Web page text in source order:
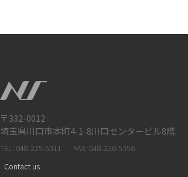
〒332-0012
埼玉県川口市本町4-1-8川口センタ－ビル8階
TEL: 048-225-5311
FAX: 048-226-5356
Contact us